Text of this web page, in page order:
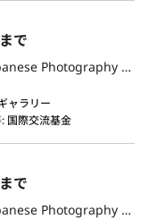
で
Gazing at the Contemporary World: Japanese Photography from the 1970s to the Present
ャラリー
: 国際交流基金
で
Gazing at the Contemporary World: Japanese Photography from the 1970s to the Present